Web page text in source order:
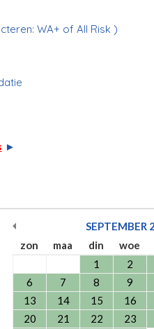
WA+ of All Risk )
►
SEPTEMBER
zon
maa din woe
1
2
6
7 8 9
13
14 15 16
20
21 22 23